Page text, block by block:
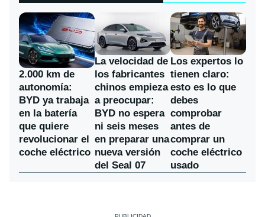
2.000 km de
autonomía:
BYD ya trabaja
en la batería
que quiere
revolucionar el
coche eléctrico
La velocidad de
los fabricantes
chinos empieza
a preocupar:
BYD no espera
ni seis meses
en preparar una
nueva versión
del Seal 07
Los expertos lo
tienen claro:
esto es lo que
debes
comprobar
antes de
comprar un
coche eléctrico
usado